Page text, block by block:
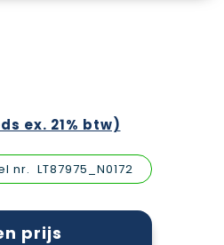
ex. 21% btw)
nr. LT87975_N0172
prijs